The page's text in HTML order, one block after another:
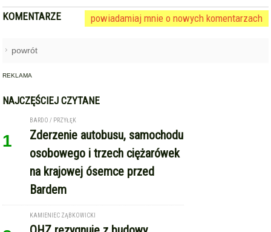
KOMENTARZE powiadamiaj mnie o nowych komentarzach
powrót
REKLAMA
NAJCZĘŚCIEJ CZYTANE
1
BARDO / PRZYŁĘK
Zderzenie autobusu, samochodu
osobowego i trzech ciężarówek
na krajowej ósemce przed
Bardem
KAMIENIEC ZĄBKOWICKI